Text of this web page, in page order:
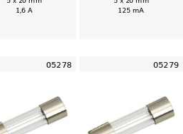
1,6 A 125 mA
05278 05279